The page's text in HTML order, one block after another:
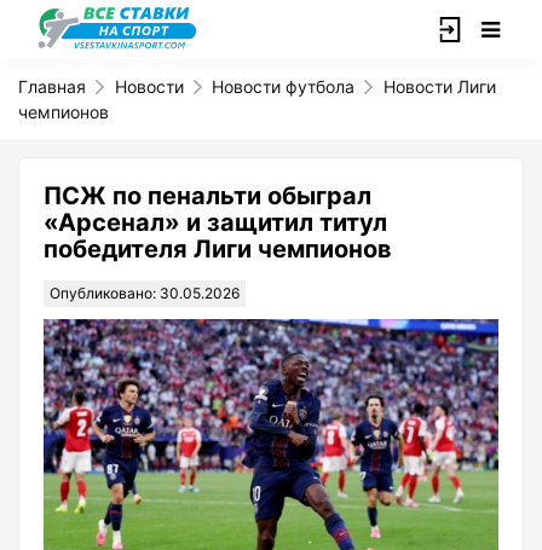
Главная Новости Новости футбола
Новости Лиги
чемпионов
ПСЖ по пенальти обыграл
«Арсенал» и защитил титул
победителя Лиги чемпионов
Опубликовано: 30.05.2026